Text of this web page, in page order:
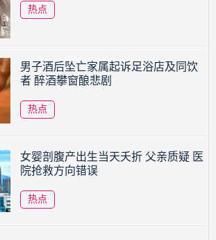
热点
男子酒后坠亡家属起诉足浴店及同饮
者 醉酒攀窗酿悲剧
热点
女婴剖腹产出生当天夭折 父亲质疑 医
院抢救方向错误
热点